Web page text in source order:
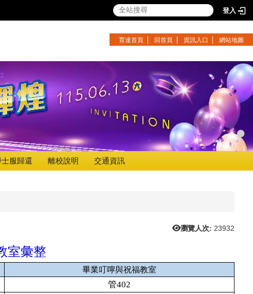
登入
育達首頁 回首頁 資訊入口 網站地圖
士服歸還 離校說明 交通資訊
瀏覽人次: 23932
室彙整
畢業叮嚀與祝福教室
管402